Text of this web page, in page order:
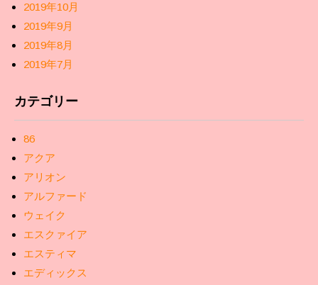
2019年10月
2019年9月
2019年8月
2019年7月
カテゴリー
86
アクア
アリオン
アルファード
ウェイク
エスクァイア
エスティマ
エディックス